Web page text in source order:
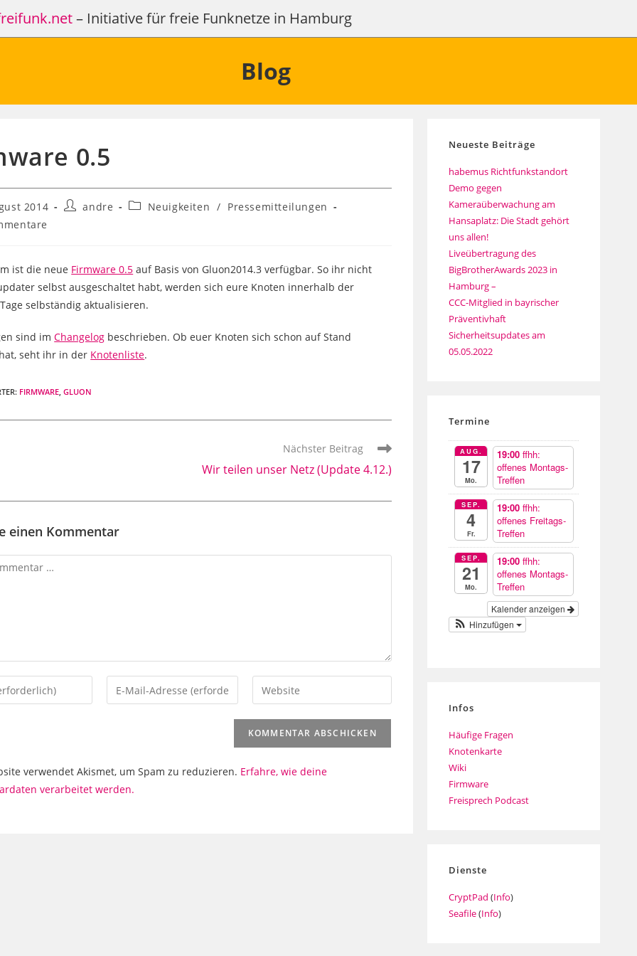
– Initiative für freie Funknetze in Hamburg
Blog
0.5
2014
Beitrags-
andre
Beitrags-
Neuigkeiten / Pressemitteilungen
ist die neue Firmware 0.5 auf Basis von Gluon2014.3 verfügbar. So ihr nicht
selbst ausgeschaltet habt, werden sich eure Knoten innerhalb der
selbständig aktualisieren.
sind imChangelog beschrieben. Ob euer Knoten sich schon auf Stand
seht ihr in der Knotenliste.
: FIRMWARE, GLUON
Nächster Beitrag
Wir teilen unser Netz (Update 4.12.)
einen Kommentar
Gib
deine
zum
Kommentieren
Gib
deine
Website-
URL
(optional)
verwendet Akismet, um Spam zu reduzieren. Erfahre, wie deine
verarbeitet werden.
Neueste Beiträge
habemus Richtfunkstandort
Demo gegen
Kameraüberwachung am
Hansaplatz: Die Stadt gehört
uns allen!
Liveübertragung des
BigBrotherAwards 2023 in
Hamburg –
CCC-Mitglied in bayrischer
Präventivhaft
Sicherheitsupdates am
05.05.2022
Termine
AUG.
17
Mo.
19:00ffhh:
offenes Montags-
Treffen
SEP.
4
Fr.
19:00ffhh:
offenes Freitags-
Treffen
SEP.
21
Mo.
19:00ffhh:
offenes Montags-
Treffen
Kalender anzeigen
Hinzufügen
Infos
Häufige Fragen
Knotenkarte
Wiki
Firmware
Freisprech Podcast
Dienste
CryptPad (Info)
Seafile(Info)